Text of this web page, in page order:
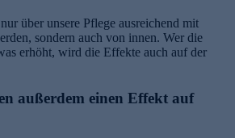
über unsere Pflege ausreichend mit
sondern auch von innen. Wer die
erhöht, wird die Effekte auch auf der
außerdem einen Effekt auf